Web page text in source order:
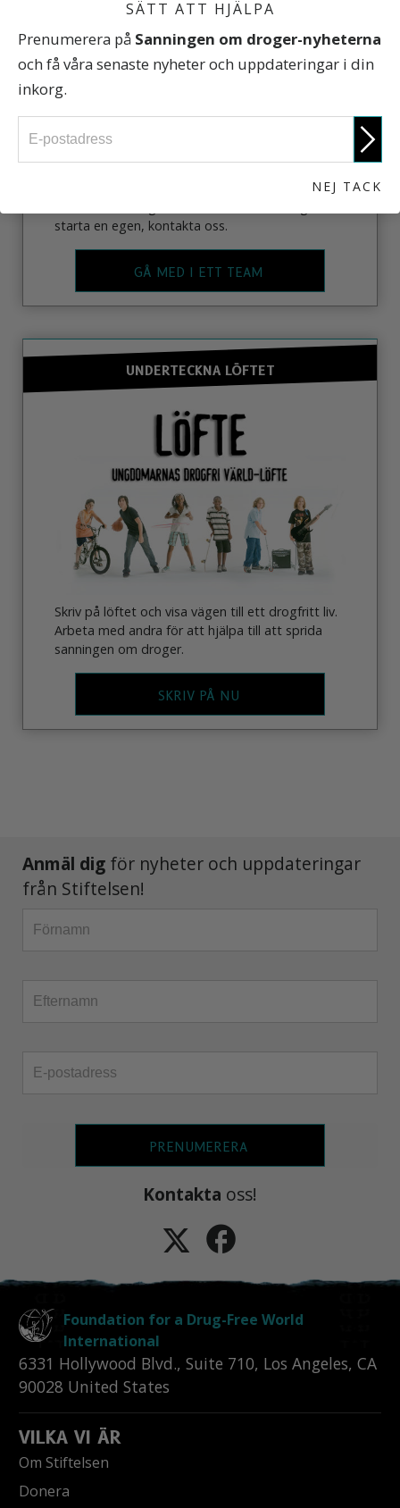
Det finns Drogfri värld-avdelningar över hela
starta en egen, kontakta oss.
GÅ MED I ETT TEAM
UNDERTECKNA LÖFTET
Skriv på löftet och visa vägen till ett drogfritt liv.
Arbeta med andra för att hjälpa till att sprida
sanningen om droger.
SKRIV PÅ NU
Anmäl dig för nyheter och uppdateringar
från Stiftelsen!
PRENUMERERA
Kontakta oss!
Foundation for a Drug-Free World
International
6331 Hollywood Blvd., Suite 710, Los Angeles, CA
90028 United States
VILKA VI ÄR
Om Stiftelsen
Donera
SÄTT ATT HJÄLPA
Prenumerera på Sanningen om droger-nyheterna
och få våra senaste nyheter och uppdateringar i din
inkorg.
NEJ TACK